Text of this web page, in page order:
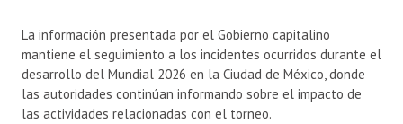
La información presentada por el Gobierno capitalino
mantiene el seguimiento a los incidentes ocurridos durante el
desarrollo del Mundial 2026 en la Ciudad de México, donde
las autoridades continúan informando sobre el impacto de
las actividades relacionadas con el torneo.